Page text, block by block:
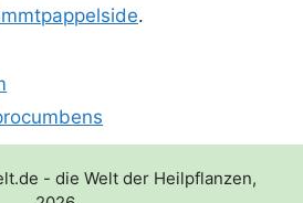
.
- die Welt der Heilpflanzen,